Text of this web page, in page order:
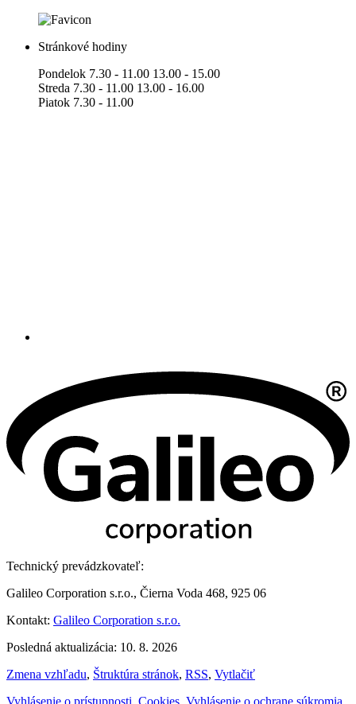
Stránkové hodiny
Pondelok 7.30 - 11.00 13.00 - 15.00
Streda 7.30 - 11.00 13.00 - 16.00
Piatok 7.30 - 11.00
Technický prevádzkovateľ:
Galileo Corporation s.r.o., Čierna Voda 468, 925 06
Kontakt: Galileo Corporation s.r.o.
Posledná aktualizácia: 10. 8. 2026
Zmena vzhľadu, Štruktúra stránok, RSS, Vytlačiť
Vyhlásenie o prístupnosti Cookies Vyhlásenie o ochrane súkromia